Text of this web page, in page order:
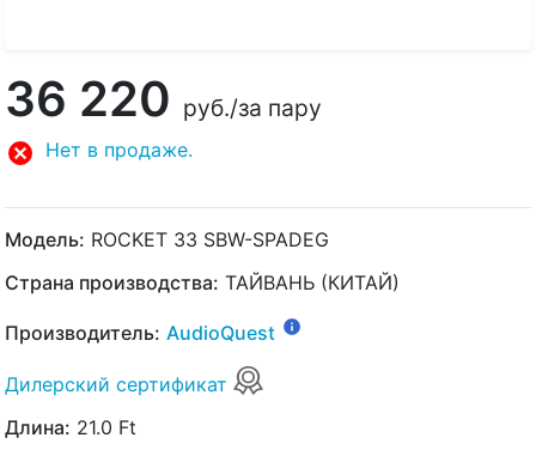
36 220 руб./за пару
Нет в продаже.
Модель: ROCKET 33 SBW-SPADEG
Страна производства: ТАЙВАНЬ (КИТАЙ)
Производитель: AudioQuest
Дилерский сертификат
Длина: 21.0 Ft